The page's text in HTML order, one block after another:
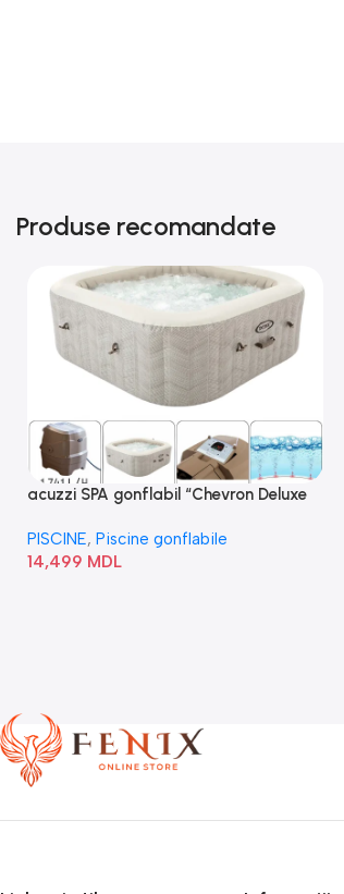
Produse recomandate
acuzzi SPA gonflabil “Chevron Deluxe
PISCINE, Piscine gonflabile
14,499 MDL